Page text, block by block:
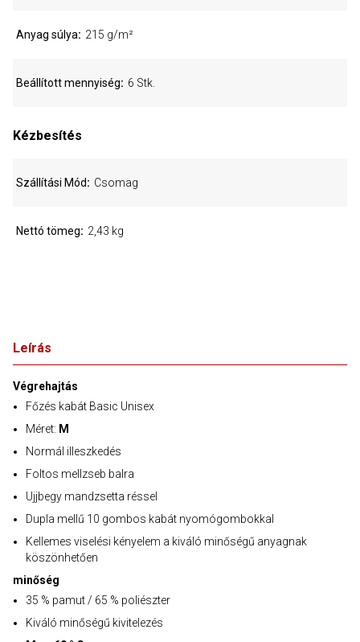
Leírás
Végrehajtás
Főzés kabát Basic Unisex
Méret: M
Normál illeszkedés
Foltos mellzseb balra
Ujjbegy mandzsetta réssel
Dupla mellű 10 gombos kabát nyomógombokkal
Kellemes viselési kényelem a kiváló minőségű anyagnak
köszönhetően
minőség
35 % pamut / 65 % poliészter
Kiváló minőségű kivitelezés
Anyag súlya 215 g/m²
Beállított mennyiség 6 Stk.
Kézbesítés
Szállítási Mód Csomag
Nettó tömeg 2,43 kg